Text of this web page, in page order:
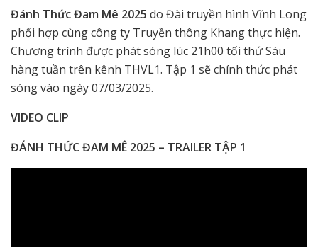
Đánh Thức Đam Mê 2025 do Đài truyền hình Vĩnh Long
phối hợp cùng công ty Truyền thông Khang thực hiện.
Chương trình được phát sóng lúc 21h00 tối thứ Sáu
hàng tuần trên kênh THVL1. Tập 1 sẽ chính thức phát
sóng vào ngày 07/03/2025.
VIDEO CLIP
ĐÁNH THỨC ĐAM MÊ 2025 – TRAILER TẬP 1